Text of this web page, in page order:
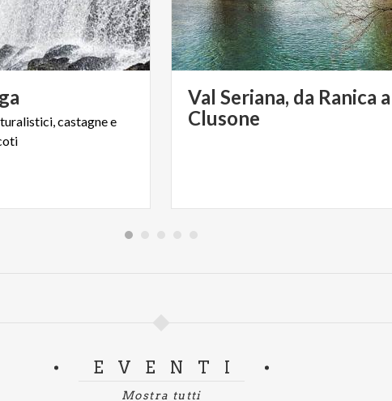
castagnee
Val Seriana, da Ranica a
Clusone
EVENTI
Mostra tutti